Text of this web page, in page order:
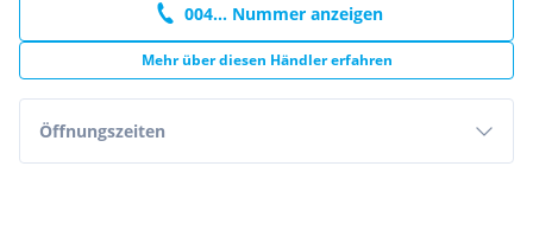
004... Nummer anzeigen
Mehr über diesen Händler erfahren
Öffnungszeiten